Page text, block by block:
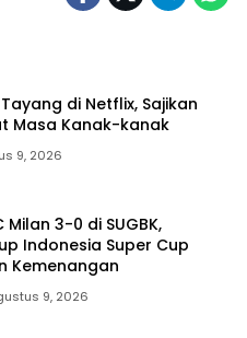
di Netflix, Sajikan
Masa Kanak-kanak
9, 2026
Milan 3-0 di SUGBK,
Indonesia Super Cup
Kemenangan
9, 2026